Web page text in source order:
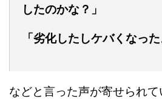
したのかな？」
「劣化したしケバくなった
などと言った声が寄せられて